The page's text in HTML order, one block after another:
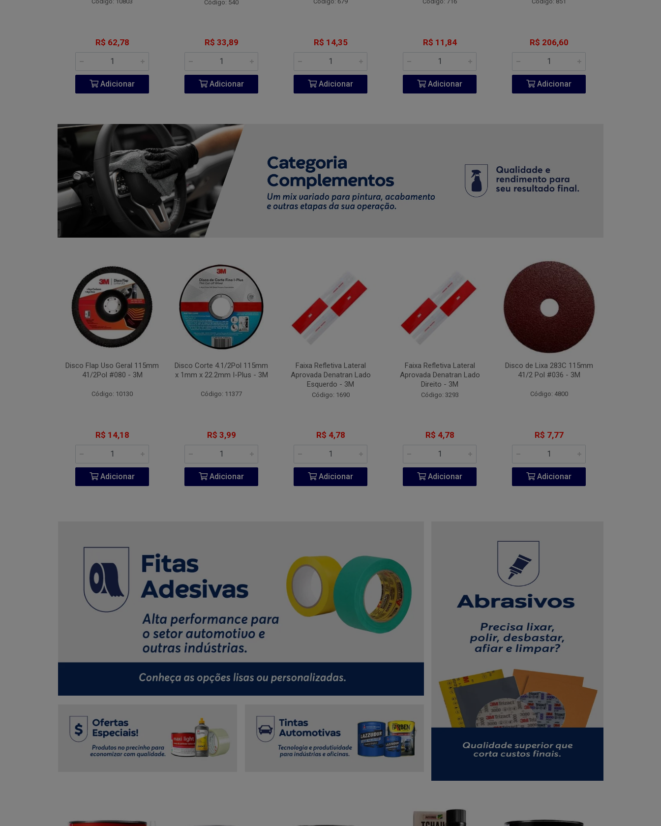
R$ 62,78
Adicionar
Código: 540
R$ 33,89
Adicionar
R$ 14,35
Adicionar
R$ 11,84
Adicionar
R$ 206,60
Adicionar
Disco Flap Uso Geral 115mm
41/2Pol #080 - 3M
Código: 10130
R$ 14,18
Adicionar
Disco Corte 4.1/2Pol 115mm
x 1mm x 22.2mm I-Plus - 3M
Código: 11377
R$ 3,99
Adicionar
Faixa Refletiva Lateral
Aprovada Denatran Lado
Esquerdo - 3M
Código: 1690
R$ 4,78
Adicionar
Faixa Refletiva Lateral
Aprovada Denatran Lado
Direito - 3M
Código: 3293
R$ 4,78
Adicionar
Disco de Lixa 283C 115mm
41/2 Pol #036 - 3M
Código: 4800
R$ 7,77
Adicionar